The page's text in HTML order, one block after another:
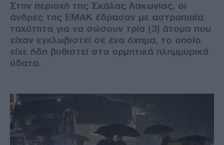
Στην περιοχή της Σκάλας Λακωνίας, οι
άνδρες της ΕΜΑΚ έδρασαν με αστραπιαία
ταχύτητα για να σώσουν τρία (3) άτομα που
είχαν εγκλωβιστεί σε ένα όχημα, το οποίο
είχε ήδη βυθιστεί στα ορμητικά πλημμυρικά
ύδατα.